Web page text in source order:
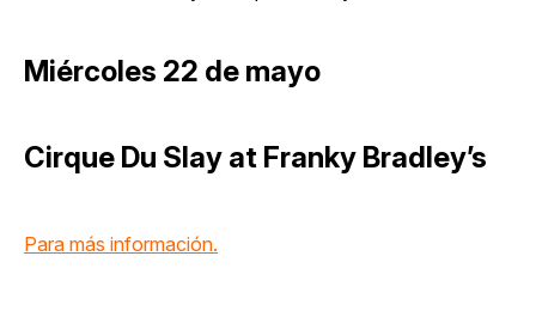
Miércoles 22 de mayo
Cirque Du Slay at Franky Bradley’s
Para más información.